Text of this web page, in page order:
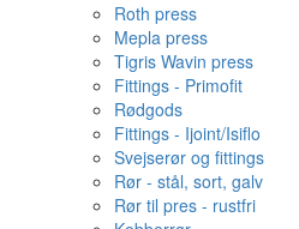
Roth press
Mepla press
Tigris Wavin press
Fittings - Primofit
Rødgods
Fittings - Ijoint/Isiflo
Svejserør og fittings
Rør - stål, sort, galv
Rør til pres - rustfri